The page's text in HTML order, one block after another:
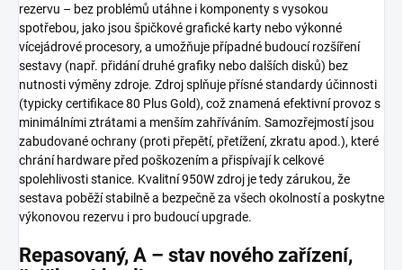
rezervu – bez problémů utáhne i komponenty s vysokou
spotřebou, jako jsou špičkové grafické karty nebo výkonné
vícejádrové procesory, a umožňuje případné budoucí rozšíření
sestavy (např. přidání druhé grafiky nebo dalších disků) bez
nutnosti výměny zdroje. Zdroj splňuje přísné standardy účinnosti
(typicky certifikace 80 Plus Gold), což znamená efektivní provoz s
minimálními ztrátami a menším zahříváním. Samozřejmostí jsou
zabudované ochrany (proti přepětí, přetížení, zkratu apod.), které
chrání hardware před poškozením a přispívají k celkové
spolehlivosti stanice. Kvalitní 950W zdroj je tedy zárukou, že
sestava poběží stabilně a bezpečně za všech okolností a poskytne
výkonovou rezervu i pro budoucí upgrade.
Repasovaný, A – stav nového zařízení,